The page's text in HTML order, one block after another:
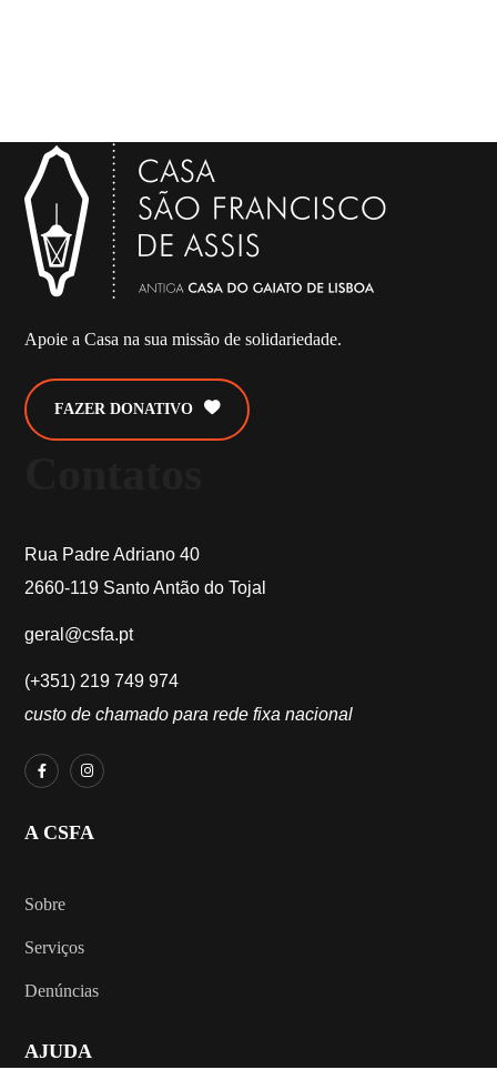
Apoie a Casa na sua missão de solidariedade.
FAZER DONATIVO
Rua Padre Adriano 40
2660-119 Santo Antão do Tojal
geral@csfa.pt
(+351) 219 749 974
custo de chamado para rede fixa nacional
A CSFA
Sobre
Serviços
Denúncias
AJUDA